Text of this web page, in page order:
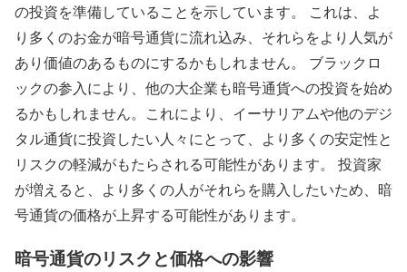
の投資を準備していることを示しています。 これは、よ
り多くのお金が暗号通貨に流れ込み、それらをより人気が
あり価値のあるものにするかもしれません。 ブラックロ
ックの参入により、他の大企業も暗号通貨への投資を始め
るかもしれません。これにより、イーサリアムや他のデジ
タル通貨に投資したい人々にとって、より多くの安定性と
リスクの軽減がもたらされる可能性があります。 投資家
が増えると、より多くの人がそれらを購入したいため、暗
号通貨の価格が上昇する可能性があります。
暗号通貨のリスクと価格への影響